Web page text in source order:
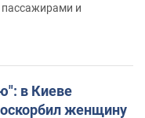
пассажирами и
в Киеве
оскорбил женщину